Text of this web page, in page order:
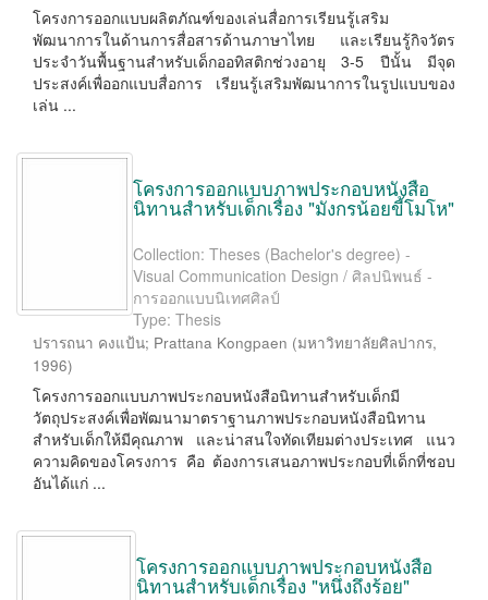
โครงการออกแบบผลิตภัณฑ์ของเล่นสื่อการเรียนรู้เสริม
พัฒนาการในด้านการสื่อสารด้านภาษาไทย และเรียนรู้กิจวัตร
ประจำวันพื้นฐานสำหรับเด็กออทิสติกช่วงอายุ 3-5 ปีนั้น มีจุด
ประสงค์เพื่ออกแบบสื่อการ เรียนรู้เสริมพัฒนาการในรูปแบบของ
เล่น ...
โครงการออกแบบภาพประกอบหนังสือ
นิทานสำหรับเด็กเรื่อง "มังกรน้อยขี้โมโห"
Collection: Theses (Bachelor's degree) -
Visual Communication Design / ศิลปนิพนธ์ -
การออกแบบนิเทศศิลป์
Type: Thesis
ปรารถนา คงแป้น; Prattana Kongpaen (มหาวิทยาลัยศิลปากร,
1996)
โครงการออกแบบภาพประกอบหนังสือนิทานสำหรับเด็กมี
วัตถุประสงค์เพื่อพัฒนามาตราฐานภาพประกอบหนังสือนิทาน
สำหรับเด็กให้มีคุณภาพ และน่าสนใจทัดเทียมต่างประเทศ แนว
ความคิดของโครงการ คือ ต้องการเสนอภาพประกอบที่เด็กที่ชอบ
อันได้แก่ ...
โครงการออกแบบภาพประกอบหนังสือ
นิทานสำหรับเด็กเรื่อง "หนึ่งถึงร้อย"